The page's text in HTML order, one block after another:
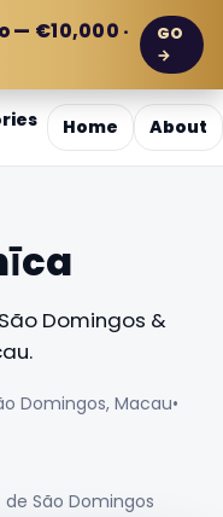
— €10,000 ·
GO
→
Home About
Domingos &
Domingos, Macau•
de São Domingos